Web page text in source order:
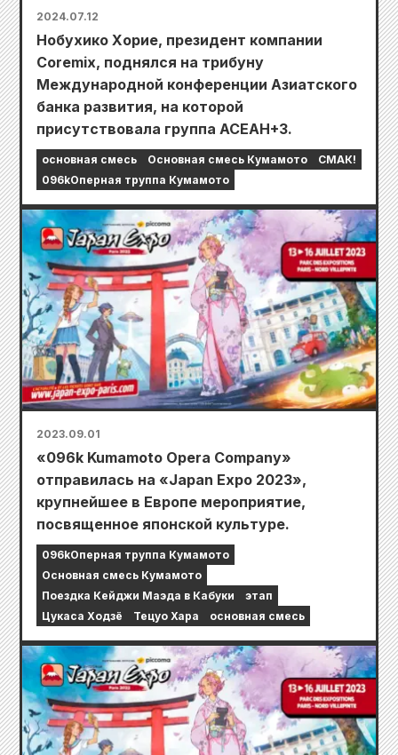
2024.07.12
Нобухико Хорие, президент компании
Coremix, поднялся на трибуну
Международной конференции Азиатского
банка развития, на которой
присутствовала группа АСЕАН+3.
основная смесь Основная смесь Кумамото
СМАК!
096kОперная труппа Кумамото
2023.09.01
«096k Kumamoto Opera Company»
отправилась на «Japan Expo 2023»,
крупнейшее в Европе мероприятие,
посвященное японской культуре.
096kОперная труппа Кумамото
Основная смесь Кумамото
Поездка Кейджи Маэда в Кабуки
этап
Цукаса Ходзё
Тецуо Хара основная смесь